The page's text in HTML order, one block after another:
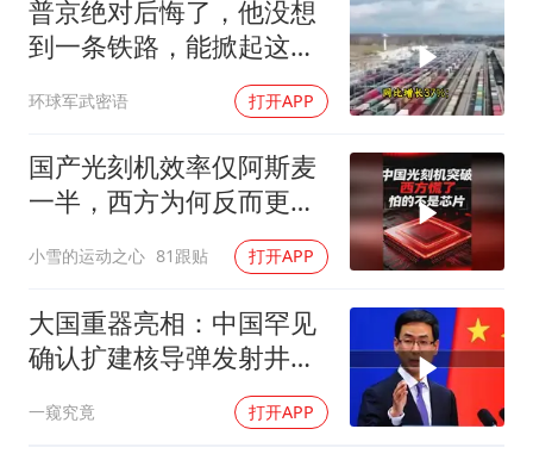
“中国蔬菜之乡”最高温达41.8℃
如何把百年大党建设得更加坚强有力？
普京绝对后悔了，他没想
到一条铁路，能掀起这么
大的风浪，中亚格局彻底
改写
环球军武密语 打开APP
国产光刻机效率仅阿斯麦
一半，西方为何反而更
小雪的运动之心 81跟贴 打开APP
大国重器亮相：中国罕见
确认扩建核导弹发射井铸
一窥究竟 打开APP